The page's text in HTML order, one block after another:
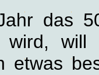
das
wird,
etwas